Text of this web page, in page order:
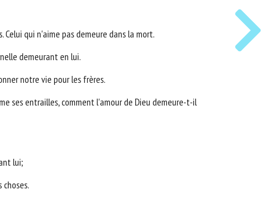
Celui qui n'aime pas demeure dans la mort.
demeurant en lui.
notre vie pour les frères.
ses entrailles, comment l'amour de Dieu demeure-t-il
lui;